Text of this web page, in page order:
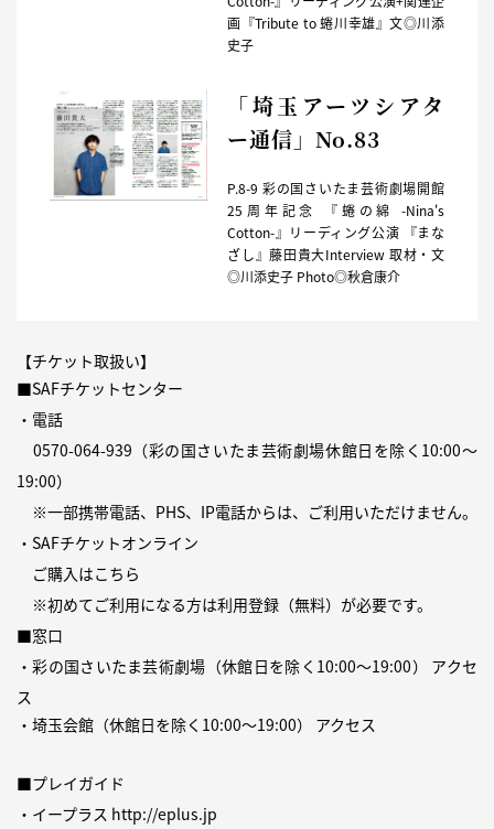
画『Tribute to 蜷川幸雄』文◎川添
史子
「埼玉アーツシアタ
ー通信」No.83
P.8-9 彩の国さいたま芸術劇場開館
25周年記念 『蜷の綿 -Nina's
Cotton-』リーディング公演 『まな
ざし』藤田貴大Interview 取材・文
◎川添史子 Photo◎秋倉康介
【チケット取扱い】
■SAFチケットセンター
・電話
0570-064-939 （彩の国さいたま芸術劇場休館日を除く10:00〜
19:00）
※一部携帯電話、PHS、IP電話からは、ご利用いただけません。
・SAFチケットオンライン
ご購入はこちら
※初めてご利用になる方は利用登録（無料） が必要です。
■窓口
・彩の国さいたま芸術劇場（休館日を除く10:00〜19:00） アクセ
ス
・埼玉会館（休館日を除く10:00〜19:00） アクセス
■プレイガイド
・イープラス http://eplus.jp